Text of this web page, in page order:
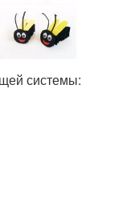
для поделки
системы: